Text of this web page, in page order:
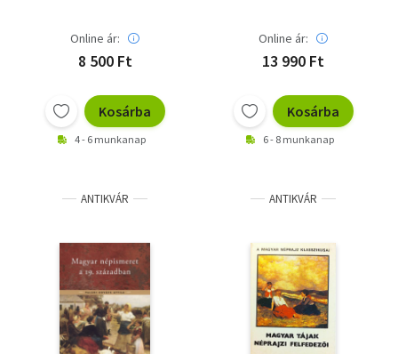
Online ár:
8 500 Ft
Kosárba
4 - 6 munkanap
Online ár:
13 990 Ft
Kosárba
6 - 8 munkanap
ANTIKVÁR ANTIKVÁR